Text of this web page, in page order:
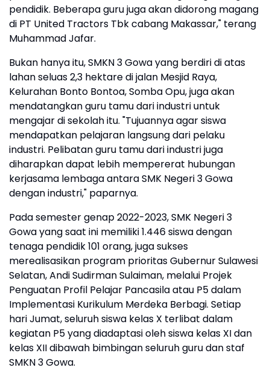
pendidik. Beberapa guru juga akan didorong magang
di PT United Tractors Tbk cabang Makassar," terang
Muhammad Jafar.
Bukan hanya itu, SMKN 3 Gowa yang berdiri di atas
lahan seluas 2,3 hektare di jalan Mesjid Raya,
Kelurahan Bonto Bontoa, Somba Opu, juga akan
mendatangkan guru tamu dari industri untuk
mengajar di sekolah itu. "Tujuannya agar siswa
mendapatkan pelajaran langsung dari pelaku
industri. Pelibatan guru tamu dari industri juga
diharapkan dapat lebih mempererat hubungan
kerjasama lembaga antara SMK Negeri 3 Gowa
dengan industri," paparnya.
Pada semester genap 2022-2023, SMK Negeri 3
Gowa yang saat ini memiliki 1.446 siswa dengan
tenaga pendidik 101 orang, juga sukses
merealisasikan program prioritas Gubernur Sulawesi
Selatan, Andi Sudirman Sulaiman, melalui Projek
Penguatan Profil Pelajar Pancasila atau P5 dalam
Implementasi Kurikulum Merdeka Berbagi. Setiap
hari Jumat, seluruh siswa kelas X terlibat dalam
kegiatan P5 yang diadaptasi oleh siswa kelas XI dan
kelas XII dibawah bimbingan seluruh guru dan staf
SMKN 3 Gowa.